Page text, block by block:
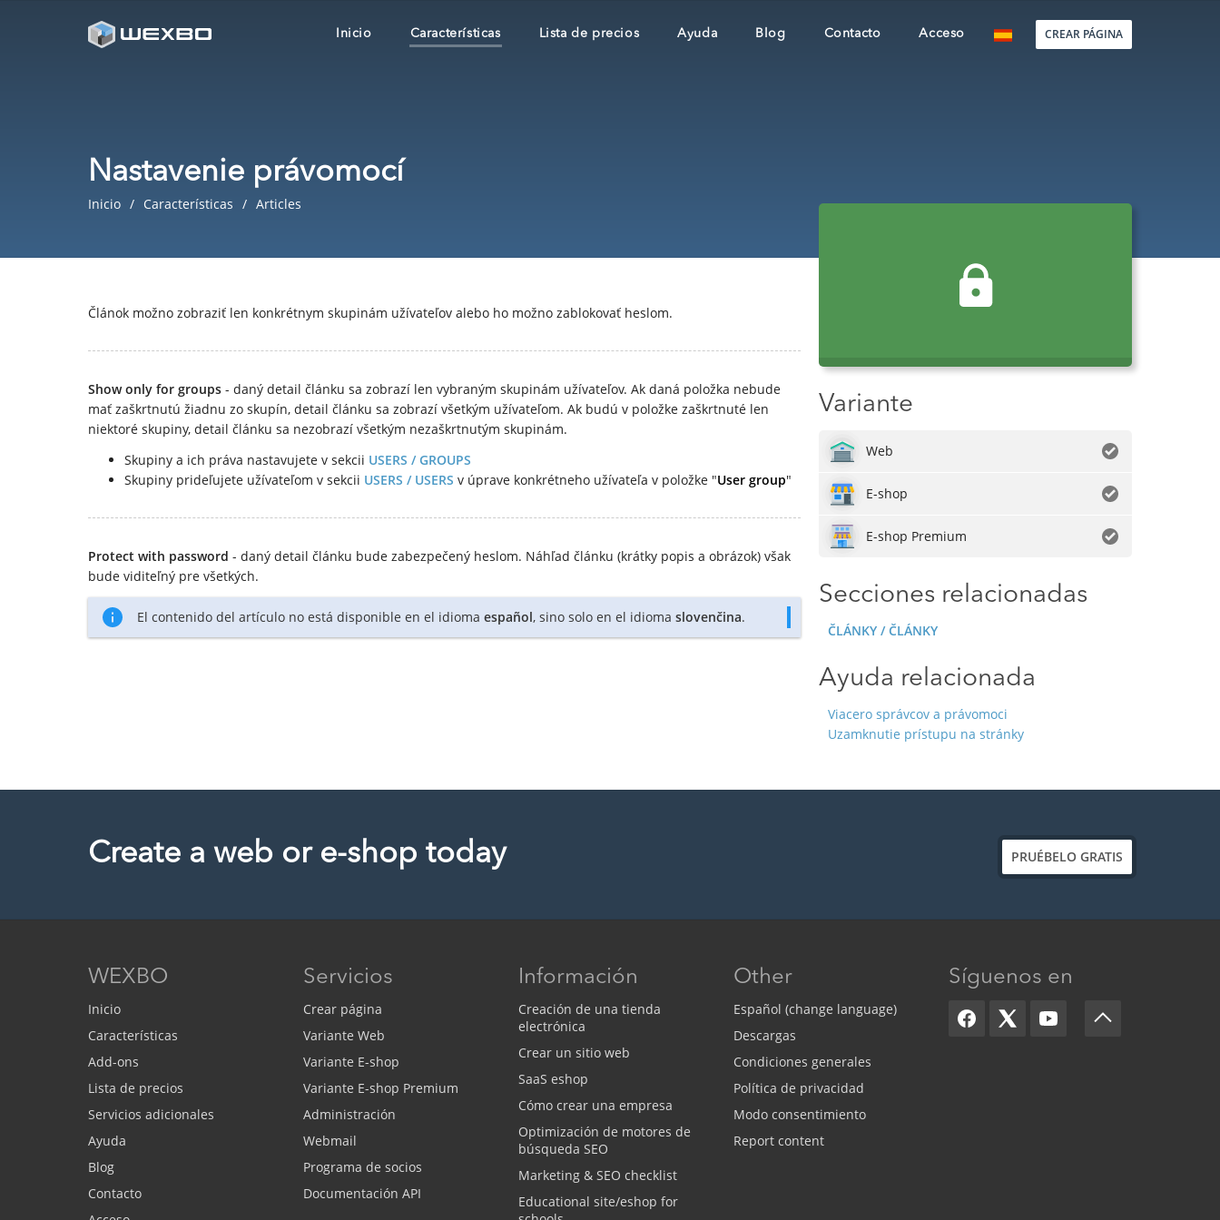
Inicio Características Lista de precios Ayuda Blog Contacto Acceso CREAR PÁGINA
Nastavenie právomocí
Inicio Características Articles
Článok možno zobraziť len konkrétnym skupinám užívateľov alebo ho možno zablokovať heslom.
Show only for groups - daný detail článku sa zobrazí len vybraným skupinám užívateľov. Ak daná položka nebude
mať zaškrtnutú žiadnu zo skupín, detail článku sa zobrazí všetkým užívateľom. Ak budú v položke zaškrtnuté len
niektoré skupiny, detail článku sa nezobrazí všetkým nezaškrtnutým skupinám.
Skupiny a ich práva nastavujete v sekcii USERS / GROUPS
Skupiny prideľujete užívateľom v sekcii USERS / USERS v úprave konkrétneho užívateľa v položke "User group"
Protect with password - daný detail článku bude zabezpečený heslom. Náhľad článku (krátky popis a obrázok) však
bude viditeľný pre všetkých.
El contenido del artículo no está disponible en el idioma español, sino solo en el idioma slovenčina.
Variante
Web
E-shop
E-shop Premium
Secciones relacionadas
ČLÁNKY / ČLÁNKY
Ayuda relacionada
Viacero správcov a právomoci
Uzamknutie prístupu na stránky
Create a web or e-shop today PRUÉBELO GRATIS
WEXBO
Inicio
Características
Add-ons
Lista de precios
Servicios adicionales
Ayuda
Blog
Contacto
Servicios
Crear página
Variante Web
Variante E-shop
Variante E-shop Premium
Administración
Webmail
Programa de socios
Documentación API
Información
Creación de una tienda
electrónica
Crear un sitio web
SaaS eshop
Cómo crear una empresa
Optimización de motores de
búsqueda SEO
Marketing & SEO checklist
Educational site/eshop for
Other
Español (change language)
Descargas
Condiciones generales
Política de privacidad
Modo consentimiento
Report content
Síguenos en